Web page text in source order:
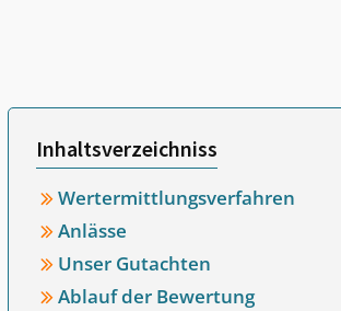
Inhaltsverzeichniss
Wertermittlungsverfahren
Anlässe
Unser Gutachten
Ablauf der Bewertung